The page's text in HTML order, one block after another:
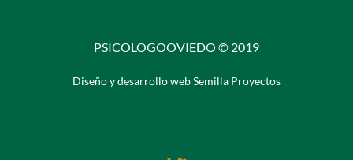
PSICOLOGOOVIEDO © 2019
Diseño y desarrollo web Semilla Proyectos